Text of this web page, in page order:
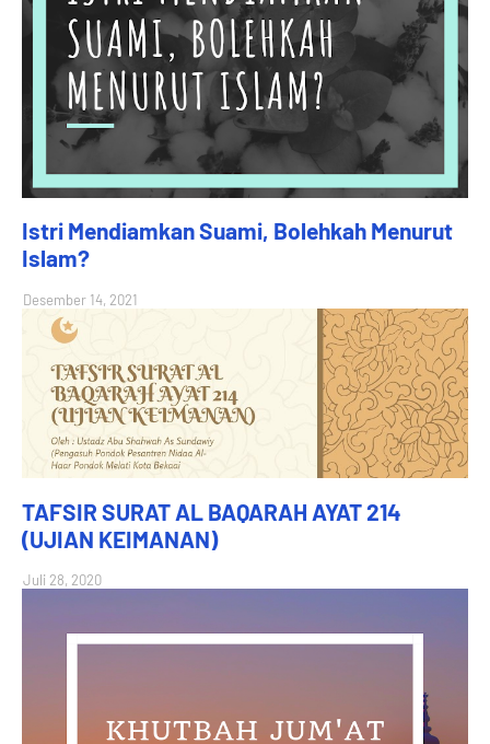
Istri Mendiamkan Suami, Bolehkah Menurut
Islam?
Desember 14, 2021
TAFSIR SURAT AL BAQARAH AYAT 214
(UJIAN KEIMANAN)
Juli 28, 2020